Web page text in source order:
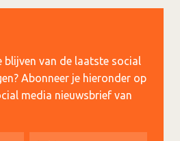
blijven van de laatste social
Abonneer je hieronder op
media nieuwsbrief van